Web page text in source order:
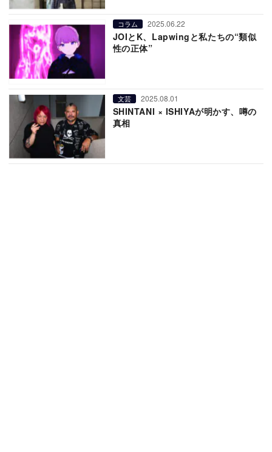
コラム 2025.06.22
JOIとK、Lapwingと私たちの“類似
性の正体”
文芸 2025.08.01
SHINTANI × ISHIYAが明かす、噂の
真相